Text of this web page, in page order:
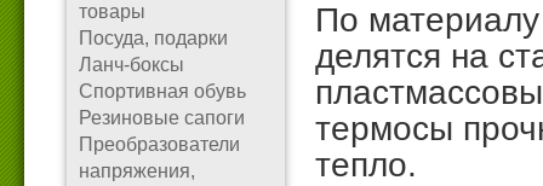
товары
Посуда, подарки
Ланч-боксы
Спортивная обувь
Резиновые сапоги
Преобразователи
напряжения,
По
делятся на
термосы
тепло.